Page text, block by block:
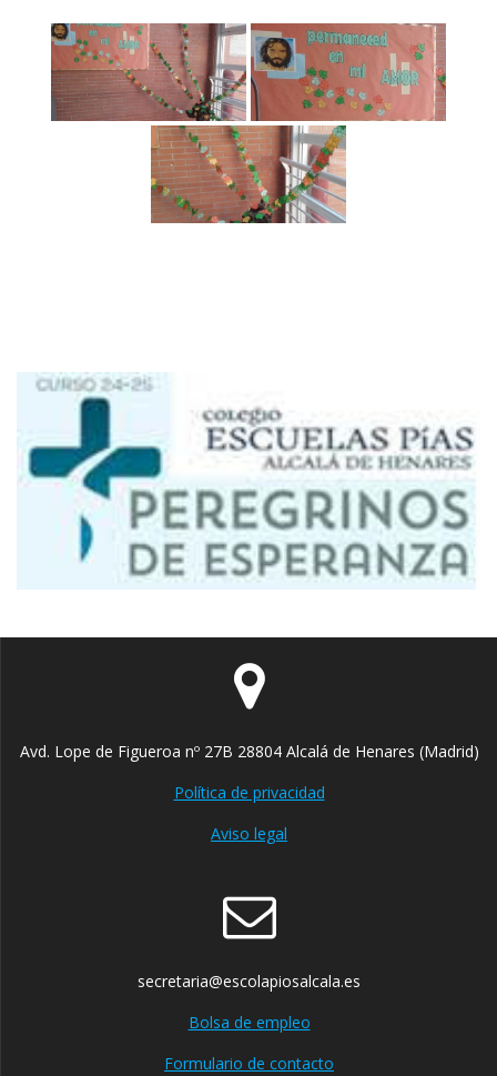
Avd. Lope de Figueroa nº 27B 28804 Alcalá de Henares (Madrid)
Política de privacidad
Aviso legal
secretaria@escolapiosalcala.es
Bolsa de empleo
Formulario de contacto